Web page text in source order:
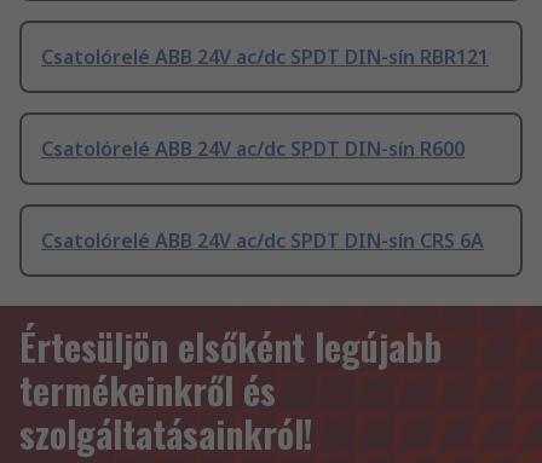
Csatolórelé ABB 24V ac/dc SPDT DIN-sín RBR121
Csatolórelé ABB 24V ac/dc SPDT DIN-sín R600
Csatolórelé ABB 24V ac/dc SPDT DIN-sín CRS 6A
Értesüljön elsőként legújabb
termékeinkről és
szolgáltatásainkról!